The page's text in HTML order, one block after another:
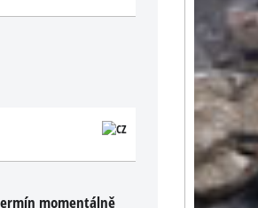
momentálně